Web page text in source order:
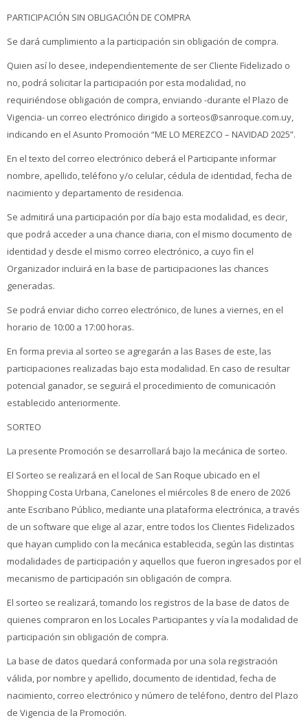
PARTICIPACIÓN SIN OBLIGACIÓN DE COMPRA
Se dará cumplimiento a la participación sin obligación de compra.
Quien así lo desee, independientemente de ser Cliente Fidelizado o
no, podrá solicitar la participación por esta modalidad, no
requiriéndose obligación de compra, enviando -durante el Plazo de
Vigencia- un correo electrónico dirigido a sorteos@sanroque.com.uy,
indicando en el Asunto Promoción “ME LO MEREZCO – NAVIDAD 2025”.
En el texto del correo electrónico deberá el Participante informar
nombre, apellido, teléfono y/o celular, cédula de identidad, fecha de
nacimiento y departamento de residencia.
Se admitirá una participación por día bajo esta modalidad, es decir,
que podrá acceder a una chance diaria, con el mismo documento de
identidad y desde el mismo correo electrónico, a cuyo fin el
Organizador incluirá en la base de participaciones las chances
generadas.
Se podrá enviar dicho correo electrónico, de lunes a viernes, en el
horario de 10:00 a 17:00 horas.
En forma previa al sorteo se agregarán a las Bases de este, las
participaciones realizadas bajo esta modalidad. En caso de resultar
potencial ganador, se seguirá el procedimiento de comunicación
establecido anteriormente.
SORTEO
La presente Promoción se desarrollará bajo la mecánica de sorteo.
El Sorteo se realizará en el local de San Roque ubicado en el
Shopping Costa Urbana, Canelones el miércoles 8 de enero de 2026
ante Escribano Público, mediante una plataforma electrónica, a través
de un software que elige al azar, entre todos los Clientes Fidelizados
que hayan cumplido con la mecánica establecida, según las distintas
modalidades de participación y aquellos que fueron ingresados por el
mecanismo de participación sin obligación de compra.
El sorteo se realizará, tomando los registros de la base de datos de
quienes compraron en los Locales Participantes y vía la modalidad de
participación sin obligación de compra.
La base de datos quedará conformada por una sola registración
válida, por nombre y apellido, documento de identidad, fecha de
nacimiento, correo electrónico y número de teléfono, dentro del Plazo
de Vigencia de la Promoción.